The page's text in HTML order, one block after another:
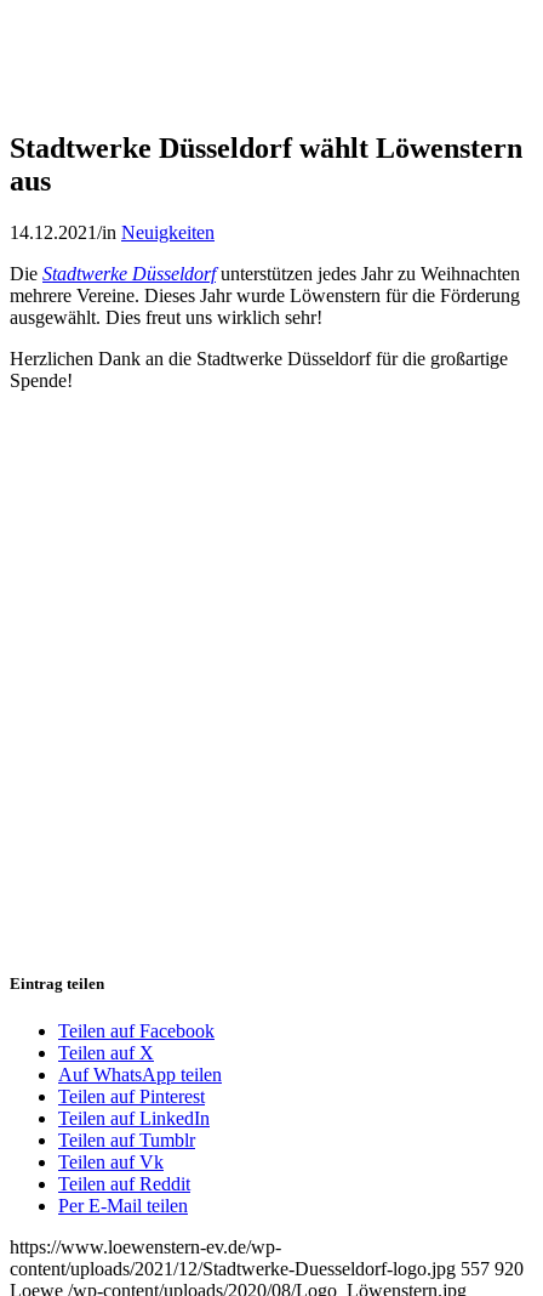
Stadtwerke Düsseldorf wählt Löwenstern
aus
14.12.2021/in Neuigkeiten
Die Stadtwerke Düsseldorfunterstützen jedes Jahr zu Weihnachten
mehrere Vereine. Dieses Jahr wurde Löwenstern für die Förderung
ausgewählt. Dies freut uns wirklich sehr!
Herzlichen Dank an die Stadtwerke Düsseldorf für die großartige
Spende!
Eintrag teilen
Teilen auf Facebook
Teilen auf X
Auf WhatsApp teilen
Teilen auf Pinterest
Teilen auf LinkedIn
Teilen auf Tumblr
Teilen auf Vk
Teilen auf Reddit
Per E-Mail teilen
https://www.loewenstern-ev.de/wp-
content/uploads/2021/12/Stadtwerke-Duesseldorf-logo.jpg 557 920
Loewe /wp-content/uploads/2020/08/Logo_Löwenstern.jpg